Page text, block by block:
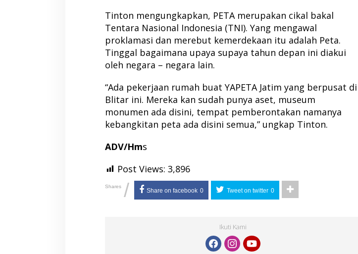
Tinton mengungkapkan, PETA merupakan cikal bakal
Tentara Nasional Indonesia (TNI). Yang mengawal
proklamasi dan merebut kemerdekaan itu adalah Peta.
Tinggal bagaimana upaya supaya tahun depan ini diakui
oleh negara – negara lain.
“Ada pekerjaan rumah buat YAPETA Jatim yang berpusat di
Blitar ini. Mereka kan sudah punya aset, museum
monumen ada disini, tempat pemberontakan namanya
kebangkitan peta ada disini semua,” ungkap Tinton.
ADV/Hms
Post Views: 3,896
Shares / Share on facebook 0 Tweet on twitter 0
Ikuti Kami